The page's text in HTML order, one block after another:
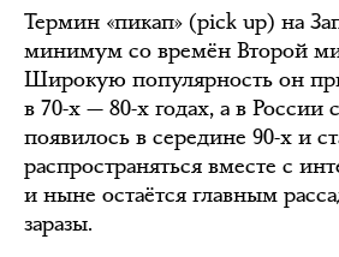
Термин «пикап» (pick up) на
минимум со времён Второй
Широкую популярность он
в 70-х — 80-х годах, а в России
появилось в середине 90-х и
распространяться вместе с
и ныне остаётся главным
заразы.